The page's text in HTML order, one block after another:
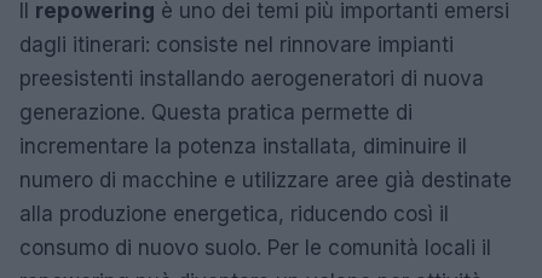
repowering è uno dei temi più importanti emersi
dagli itinerari: consiste nel rinnovare impianti
preesistenti installando aerogeneratori di nuova
generazione. Questa pratica permette di
incrementare la potenza installata, diminuire il
numero di macchine e utilizzare aree già destinate
alla produzione energetica, riducendo così il
consumo di nuovo suolo. Per le comunità locali il